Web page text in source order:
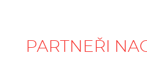
PARTNEŘI